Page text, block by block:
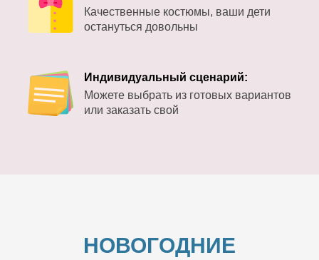
Качественные костюмы, ваши дети
остануться довольны
Индивидуальный сценарий:
Можете выбрать из готовых вариантов
или заказать свой
НОВОГОДНИЕ